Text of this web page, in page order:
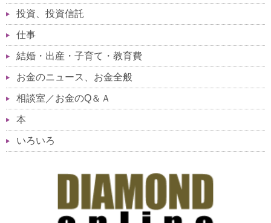
投資、投資信託
仕事
結婚・出産・子育て・教育費
お金のニュース、お金全般
相談室／お金のQ＆Ａ
本
いろいろ